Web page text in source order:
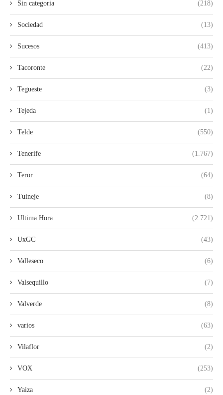
Sin categoria (218)
Sociedad (13)
Sucesos (413)
Tacoronte (22)
Tegueste (3)
Tejeda (1)
Telde (550)
Tenerife (1.767)
Teror (64)
Tuineje (8)
Ultima Hora (2.721)
UxGC (43)
Valleseco (6)
Valsequillo (7)
Valverde (8)
varios (63)
Vilaflor (2)
VOX (253)
Yaiza (2)